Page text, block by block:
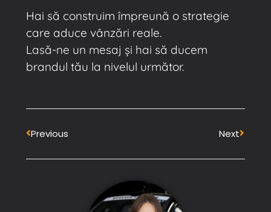
Hai să construim împreună o strategie
care aduce vânzări reale.
Lasă-ne un mesaj și hai să ducem
brandul tău la nivelul următor.
Previous Next